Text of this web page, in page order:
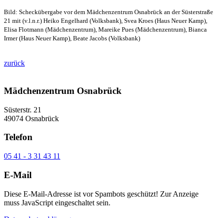
Bild: Scheckübergabe vor dem Mädchenzentrum Osnabrück an der Süsterstraße
21 mit (v.l.n.r.) Heiko Engelhard (Volksbank), Svea Kroes (Haus Neuer Kamp),
Elisa Flotmann (Mädchenzentrum), Mareike Pues (Mädchenzentrum), Bianca
Irmer (Haus Neuer Kamp), Beate Jacobs (Volksbank)
zurück
Mädchenzentrum Osnabrück
Süsterstr. 21
49074 Osnabrück
Telefon
05 41 - 3 31 43 11
E-Mail
Diese E-Mail-Adresse ist vor Spambots geschützt! Zur Anzeige
muss JavaScript eingeschaltet sein.